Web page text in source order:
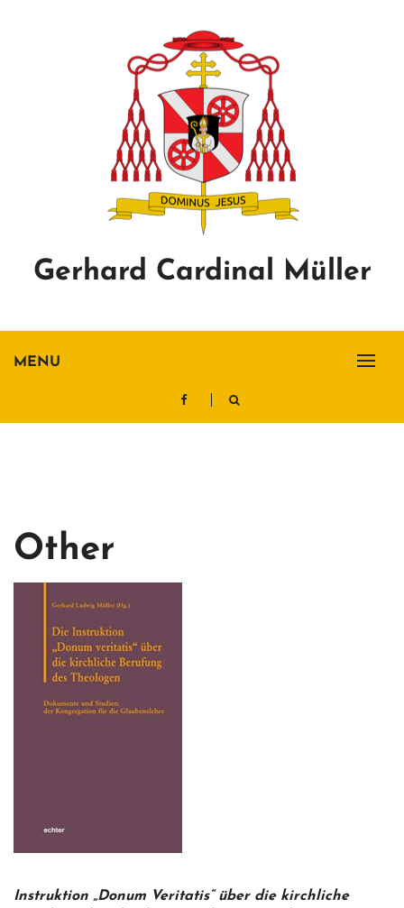
MENU
Gerhard Cardinal Müller
Other
Instruktion „Donum Veritatis“ über die kirchliche